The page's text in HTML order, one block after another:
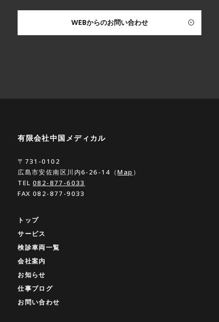
WEBからのお問い合わせ
有限会社中国メディカル
〒731-0102
広島市安佐南区川内6-26-14（Map ）
TEL 082-877-6033
FAX 082-877-9033
トップ
サービス
検診車両一覧
会社案内
お知らせ
仕事ブログ
お問い合わせ